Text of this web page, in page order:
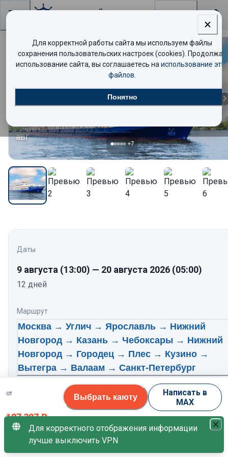
+7
Комфорт
09
авг
Даты
9 августа (13:00) — 20 августа 2026 (05:00)
12 дней
Маршрут
Москва → Углич → Ярославль → Нижний
Новгород → Казань → Чебоксары → Нижний
Новгород → Городец → Плес → Кузино →
Вытегра → Валаам → Санкт-Петербург
Нажмите, чтобы посмотреть программу по дням
Тихий Дон 8.5/10
Свободных кают
от
187 397₽
за 1 гостя
Выбрать каюту
Написать в
MAX
Для корректной работы сайта мы используем файлы
сохранения пользовательских настроек (cookies). Продолжая
использование сайта, вы соглашаетесь на использование
файлов
Понятно
Для корректного отображения информации
лучше выключить VPN